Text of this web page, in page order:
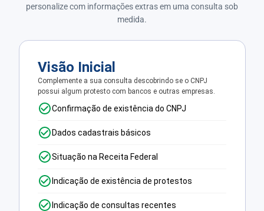
personalize com informações extras em uma consulta sob
medida.
Visão Inicial
Complemente a sua consulta descobrindo se o CNPJ
possui algum protesto com bancos e outras empresas.
Confirmação de existência do CNPJ
Dados cadastrais básicos
Situação na Receita Federal
Indicação de existência de protestos
Indicação de consultas recentes